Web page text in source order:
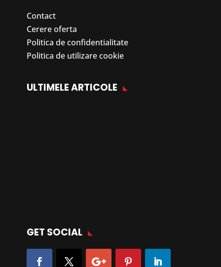
Contact
Cerere oferta
Politica de confidentialitate
Politica de utilizare cookie
ULTIMELE ARTICOLE
GET SOCIAL